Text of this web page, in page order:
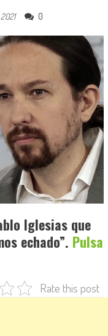
0
Iglesias que
echado”. Pulsa
Rate this post